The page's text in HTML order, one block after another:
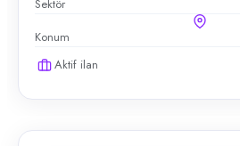
Sektör
Konum
Aktif ilan